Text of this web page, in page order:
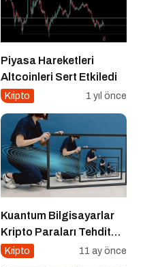
Piyasa Hareketleri
Altcoinleri Sert Etkiledi
Kripto 1 yıl önce
Kuantum Bilgisayarlar
Kripto Paraları Tehdit
Eder mi?
Kripto 11 ay önce